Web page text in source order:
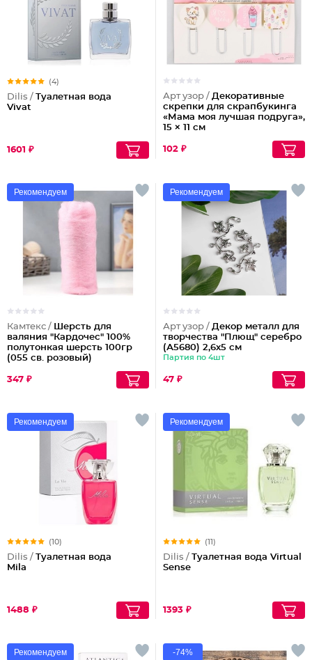
(4)
Dilis / Туалетная вода
Vivat
1601 ₽
Арт узор / Декоративные
скрепки для скрапбукинга
«Мама моя лучшая подруга»,
15 × 11 см
102 ₽
Рекомендуем
Камтекс / Шерсть для
валяния "Кардочес" 100%
полутонкая шерсть 100гр
(055 св. розовый)
347 ₽
Рекомендуем
Арт узор / Декор металл для
творчества "Плющ" серебро
(А5680) 2,6х5 см
Партия по 4шт
47 ₽
Рекомендуем
(10)
Dilis / Туалетная вода
Mila
1488 ₽
Рекомендуем
(11)
Dilis / Туалетная вода Virtual
Sense
1393 ₽
Рекомендуем -74%